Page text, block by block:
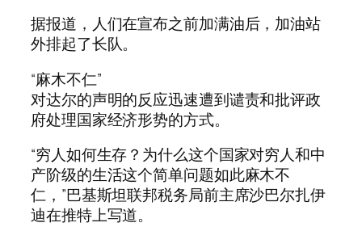
据报道，人们在宣布之前加满油后，加油站
外排起了长队。
“麻木不仁”
对达尔的声明的反应迅速遭到谴责和批评政
府处理国家经济形势的方式。
“穷人如何生存？为什么这个国家对穷人和中
产阶级的生活这个简单问题如此麻木不
仁，”巴基斯坦联邦税务局前主席沙巴尔扎伊
迪在推特上写道。